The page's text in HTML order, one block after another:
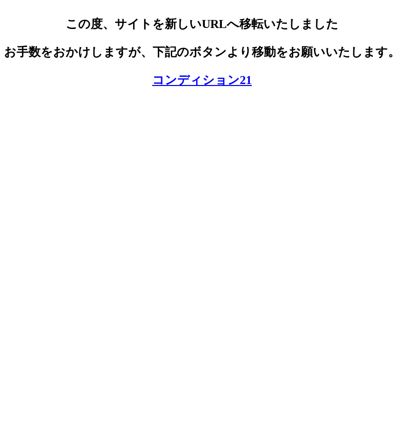
この度、サイトを新しいURLへ移転いたしました
お手数をおかけしますが、下記のボタンより移動をお願いいたします。
コンディション21